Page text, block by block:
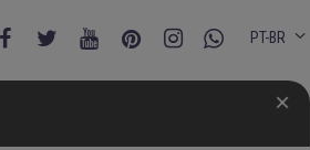
PT-BR